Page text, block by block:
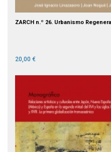
ZARCH n.º 26. Urbanismo
20,00 €